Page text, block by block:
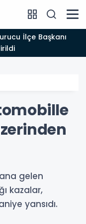
gelen
kazalar,
yansıdı.